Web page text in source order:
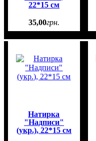
22*15 см
35,00грн.
Натирка
"Надписи"
(укр.), 22*15 см